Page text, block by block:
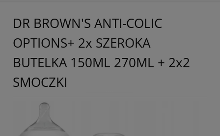
DR BROWN'S ANTI-COLIC
OPTIONS+ 2x SZEROKA
BUTELKA 150ML 270ML + 2x2
SMOCZKI